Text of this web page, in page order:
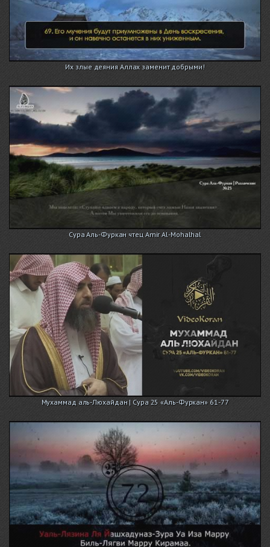
Их злые деяния Аллах заменит добрыми!
Сура Аль-Фуркан чтец Amir Al-Mohalhal
Мухаммад аль-Люхайдан | Сура 25 «Аль-Фуркан» 61-77